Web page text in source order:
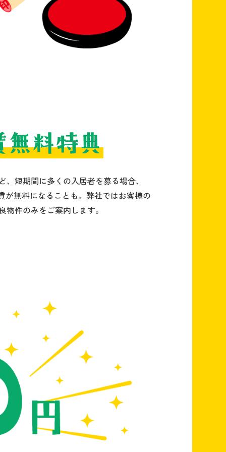
、短期間に多くの入居者を募る場合、
が無料になることも。弊社ではお客様の
物件のみをご案内します。